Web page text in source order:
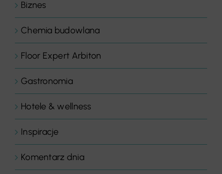
Biznes
Chemia budowlana
Floor Expert Arbiton
Gastronomia
Hotele & wellness
Inspiracje
Komentarz dnia